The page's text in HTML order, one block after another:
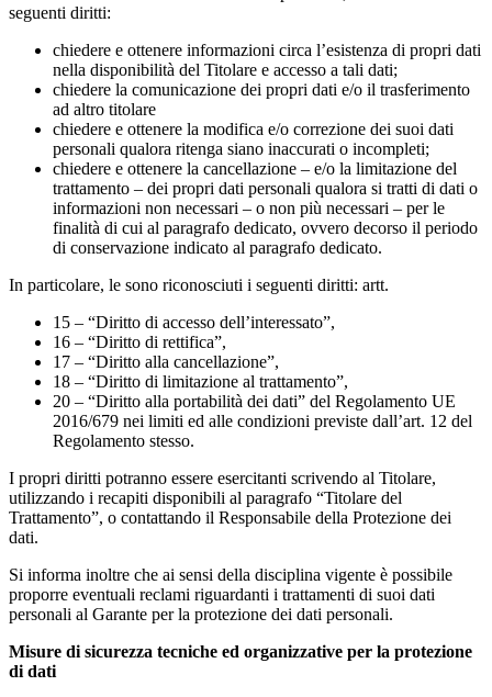
seguenti diritti:
chiedere e ottenere informazioni circa l’esistenza di propri dati
nella disponibilità del Titolare e accesso a tali dati;
chiedere la comunicazione dei propri dati e/o il trasferimento
ad altro titolare
chiedere e ottenere la modifica e/o correzione dei suoi dati
personali qualora ritenga siano inaccurati o incompleti;
chiedere e ottenere la cancellazione – e/o la limitazione del
trattamento – dei propri dati personali qualora si tratti di dati o
informazioni non necessari – o non più necessari – per le
finalità di cui al paragrafo dedicato, ovvero decorso il periodo
di conservazione indicato al paragrafo dedicato.
In particolare, le sono riconosciuti i seguenti diritti: artt.
15 – “Diritto di accesso dell’interessato”,
16 – “Diritto di rettifica”,
17 – “Diritto alla cancellazione”,
18 – “Diritto di limitazione al trattamento”,
20 – “Diritto alla portabilità dei dati” del Regolamento UE
2016/679 nei limiti ed alle condizioni previste dall’art. 12 del
Regolamento stesso.
I propri diritti potranno essere esercitanti scrivendo al Titolare,
utilizzando i recapiti disponibili al paragrafo “Titolare del
Trattamento”, o contattando il Responsabile della Protezione dei
dati.
Si informa inoltre che ai sensi della disciplina vigente è possibile
proporre eventuali reclami riguardanti i trattamenti di suoi dati
personali al Garante per la protezione dei dati personali.
Misure di sicurezza tecniche ed organizzative per la protezione
di dati